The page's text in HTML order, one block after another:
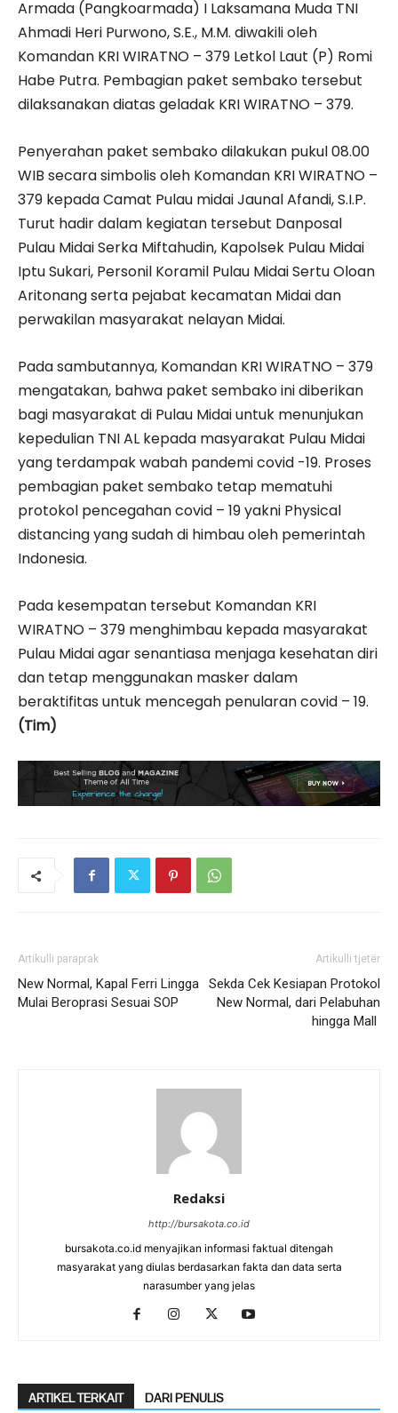
Armada (Pangkoarmada) I Laksamana Muda TNI
Ahmadi Heri Purwono, S.E., M.M. diwakili oleh
Komandan KRI WIRATNO – 379 Letkol Laut (P) Romi
Habe Putra. Pembagian paket sembako tersebut
dilaksanakan diatas geladak KRI WIRATNO – 379.
Penyerahan paket sembako dilakukan pukul 08.00
WIB secara simbolis oleh Komandan KRI WIRATNO –
379 kepada Camat Pulau midai Jaunal Afandi, S.I.P.
Turut hadir dalam kegiatan tersebut Danposal
Pulau Midai Serka Miftahudin, Kapolsek Pulau Midai
Iptu Sukari, Personil Koramil Pulau Midai Sertu Oloan
Aritonang serta pejabat kecamatan Midai dan
perwakilan masyarakat nelayan Midai.
Pada sambutannya, Komandan KRI WIRATNO – 379
mengatakan, bahwa paket sembako ini diberikan
bagi masyarakat di Pulau Midai untuk menunjukan
kepedulian TNI AL kepada masyarakat Pulau Midai
yang terdampak wabah pandemi covid -19. Proses
pembagian paket sembako tetap mematuhi
protokol pencegahan covid – 19 yakni Physical
distancing yang sudah di himbau oleh pemerintah
Indonesia.
Pada kesempatan tersebut Komandan KRI
WIRATNO – 379 menghimbau kepada masyarakat
Pulau Midai agar senantiasa menjaga kesehatan diri
dan tetap menggunakan masker dalam
beraktifitas untuk mencegah penularan covid – 19.
(Tim)
Artikulli paraprak
New Normal, Kapal Ferri Lingga
Mulai Beroprasi Sesuai SOP
Artikulli tjetër
Sekda Cek Kesiapan Protokol
New Normal, dari Pelabuhan
hingga Mall
Redaksi
http://bursakota.co.id
bursakota.co.id menyajikan informasi faktual ditengah
masyarakat yang diulas berdasarkan fakta dan data serta
narasumber yang jelas
ARTIKEL TERKAIT DARI PENULIS